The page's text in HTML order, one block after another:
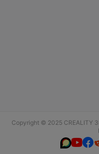
Copyright © 2025 CREALITY
